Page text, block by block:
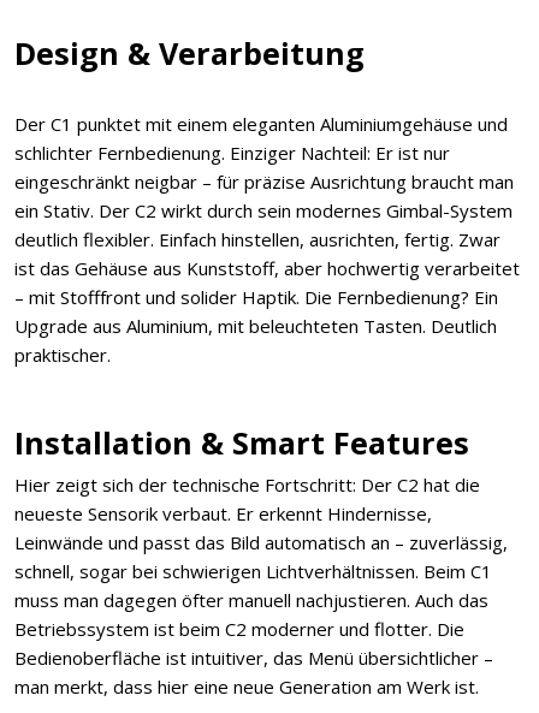
Design & Verarbeitung
Der C1 punktet mit einem eleganten Aluminiumgehäuse und
schlichter Fernbedienung. Einziger Nachteil: Er ist nur
eingeschränkt neigbar – für präzise Ausrichtung braucht man
ein Stativ. Der C2 wirkt durch sein modernes Gimbal-System
deutlich flexibler. Einfach hinstellen, ausrichten, fertig. Zwar
ist das Gehäuse aus Kunststoff, aber hochwertig verarbeitet
– mit Stofffront und solider Haptik. Die Fernbedienung? Ein
Upgrade aus Aluminium, mit beleuchteten Tasten. Deutlich
praktischer.
Installation & Smart Features
Hier zeigt sich der technische Fortschritt: Der C2 hat die
neueste Sensorik verbaut. Er erkennt Hindernisse,
Leinwände und passt das Bild automatisch an – zuverlässig,
schnell, sogar bei schwierigen Lichtverhältnissen. Beim C1
muss man dagegen öfter manuell nachjustieren. Auch das
Betriebssystem ist beim C2 moderner und flotter. Die
Bedienoberfläche ist intuitiver, das Menü übersichtlicher –
man merkt, dass hier eine neue Generation am Werk ist.